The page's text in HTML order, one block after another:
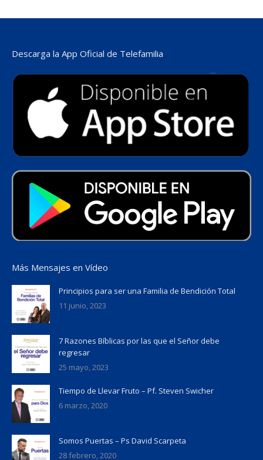
Descarga la App Oficial de Telefamilia
Más Mensajes en Vídeo
Principios para ser una Familia de Bendición Total
11 junio, 2023
7 Razones Bíblicas por las que el Señor debe
regresar
25 mayo, 2023
Tiempo de Llevar Fruto – Pf. Steven Swicher
6 marzo, 2020
Somos Puertas – Ps David Scarpeta
28 febrero, 2020